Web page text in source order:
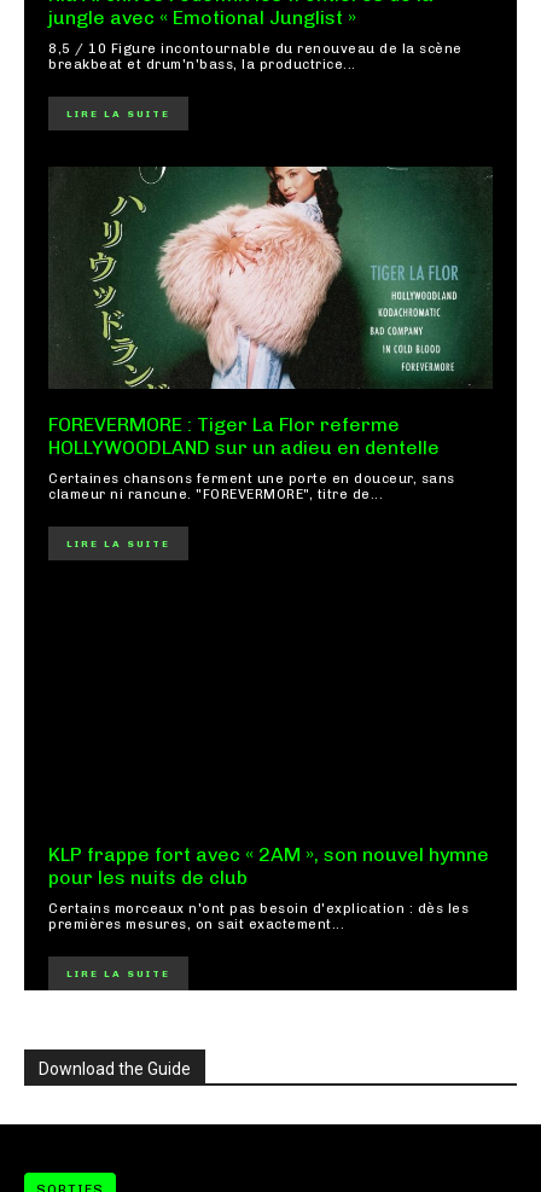
jungle avec « Emotional Junglist »
8,5 / 10 Figure incontournable du renouveau de la scène
breakbeat et drum'n'bass, la productrice...
LIRE LA SUITE
FOREVERMORE : Tiger La Flor referme
HOLLYWOODLAND sur un adieu en dentelle
Certaines chansons ferment une porte en douceur, sans
clameur ni rancune. "FOREVERMORE", titre de...
LIRE LA SUITE
KLP frappe fort avec « 2AM », son nouvel hymne
pour les nuits de club
Certains morceaux n'ont pas besoin d'explication : dès les
premières mesures, on sait exactement...
LIRE LA SUITE
Download the Guide